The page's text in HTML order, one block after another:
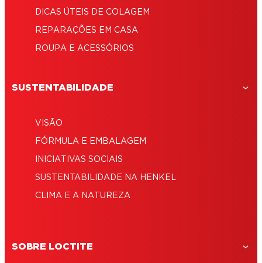
DICAS ÚTEIS DE COLAGEM
REPARAÇÕES EM CASA
ROUPA E ACESSÓRIOS
SUSTENTABILIDADE
VISÃO
FÓRMULA E EMBALAGEM
INICIATIVAS SOCIAIS
SUSTENTABILIDADE NA HENKEL
CLIMA E A NATUREZA
SOBRE LOCTITE